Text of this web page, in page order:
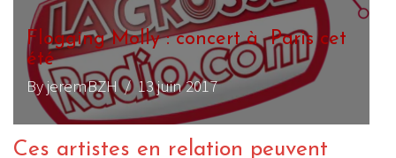
Flogging Molly : concert à Paris cet
été
By jeremBZH/ 13 juin 2017
Ces artistes en relation peuvent